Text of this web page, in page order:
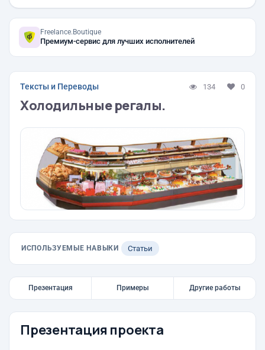
Freelance.Boutique
Премиум-сервис для лучших исполнителей
Тексты и Переводы 134 0
Холодильные регалы.
ИСПОЛЬЗУЕМЫЕ НАВЫКИ Статьи
Презентация Примеры Другие работы
Презентация проекта